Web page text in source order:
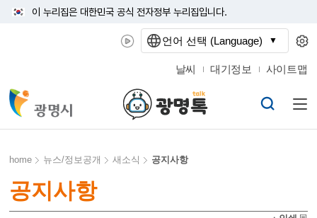
이 누리집은 대한민국 공식 전자정부 누리집입니다.
날씨 대기정보 사이트맵
home 뉴스/정보공개 새소식 공지사항
공지사항
언어 선택 (Language)